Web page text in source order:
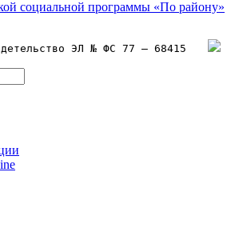
ЭЛ № ФС 77 – 68415